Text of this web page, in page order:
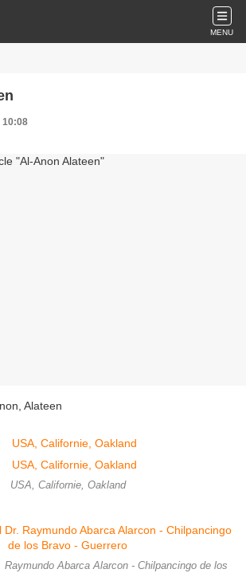
MENU
10:08
Alateen
USA, Californie, Oakland
Raymundo Abarca Alarcon - Chilpancingo de los